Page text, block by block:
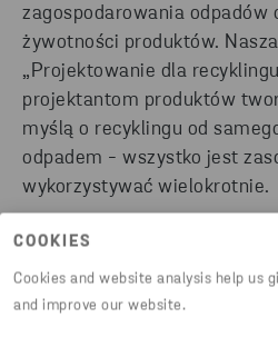
COOKIES
Cookies and website analysis help us
and improve our website.
zagospodarowania odpadów
żywotności produktów.
„Projektowanie dla
projektantom produktów
myślą o recyklingu od
odpadem - wszystko jest
wykorzystywać wielokrotnie.